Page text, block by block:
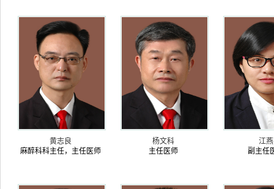
黄志良
麻醉科科主任，主任医师
杨文科
主任医师
江燕
副主任